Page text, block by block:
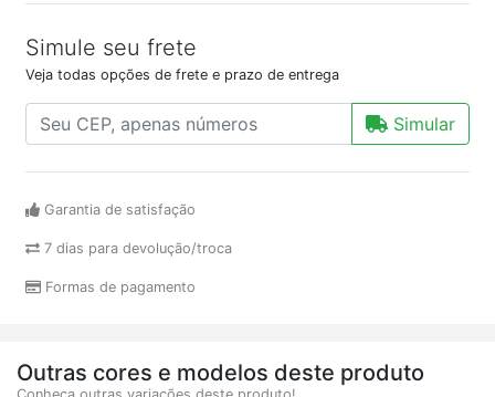
Simule seu frete
Veja todas opções de frete e prazo de entrega
Simular
Garantia de satisfação
7 dias para devolução/troca
Formas de pagamento
Outras cores e modelos deste produto